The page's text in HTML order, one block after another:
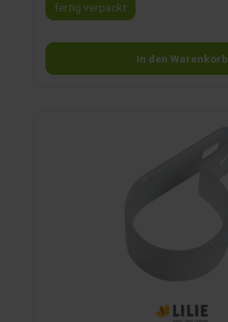
fertig verpackt
In den Warenkorb